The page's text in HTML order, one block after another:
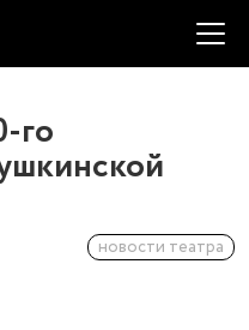
го
новости театра